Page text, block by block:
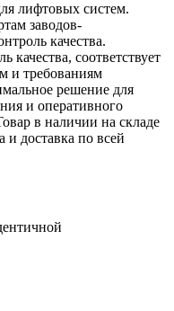
лифтовых систем.
заводов-
качества.
соответствует
и требованиям
решение для
и оперативного
в наличии на складе
и доставка по всей